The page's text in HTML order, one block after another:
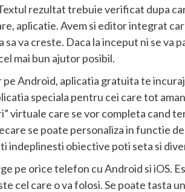
rezultat trebuie verificat dupa
aplicatie. Avem si editor integrat
va creste. Daca la inceput ni se va
mai bun ajutor posibil.
pe Android, aplicatia gratuita te
speciala pentru cei care tot
virtuale care se vor completa cand
se poate personaliza in functie
indeplinesti obiective poti seta si
pe orice telefon cu Android si iOS.
cel care o va folosi. Se poate tasta